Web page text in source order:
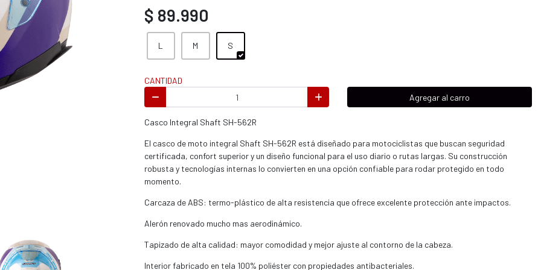
/ enduro
/ enduro / ATV
$ 89.990
L M S
CANTIDAD
Agregar al carro
Casco Integral Shaft SH-562R
El casco de moto integral Shaft SH-562R está diseñado para motociclistas que buscan seguridad
certificada, confort superior y un diseño funcional para el uso diario o rutas largas. Su construcción
robusta y tecnologías internas lo convierten en una opción confiable para rodar protegido en todo
momento.
Carcaza de ABS: termo-plástico de alta resistencia que ofrece excelente protección ante impactos.
Alerón renovado mucho mas aerodinámico.
Tapizado de alta calidad: mayor comodidad y mejor ajuste al contorno de la cabeza.
Interior fabricado en tela 100% poliéster con propiedades antibacteriales.